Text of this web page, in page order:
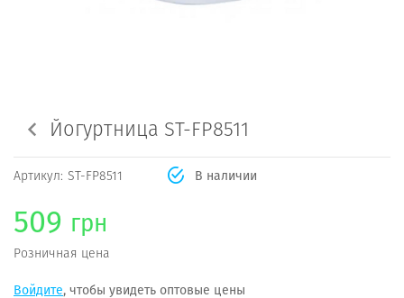
Йогуртница ST-FP8511
Артикул: ST-FP8511 В наличии
509 грн
Розничная цена
Войдите, чтобы увидеть оптовые цены